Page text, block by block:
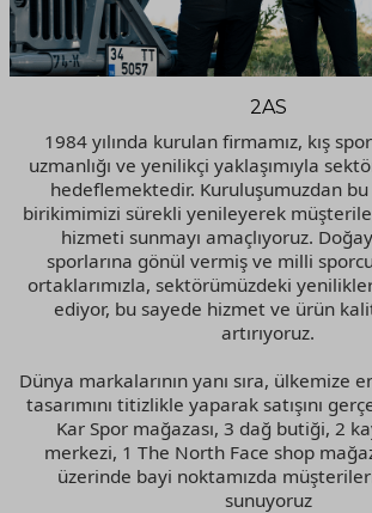
2AS
1984 yılında kurulan firmamız, kış
uzmanlığı ve yenilikçi yaklaşımıyla
hedeflemektedir. Kuruluşumuzdan
birikimimizi sürekli yenileyerek
hizmeti sunmayı amaçlıyoruz.
sporlarına gönül vermiş ve milli
ortaklarımızla, sektörümüzdeki
ediyor, bu sayede hizmet ve ürün
artırıyoruz.
Dünya markalarının yanı sıra, ülkemize
tasarımını titizlikle yaparak satışını
Kar Spor mağazası, 3 dağ butiği, 2
merkezi, 1 The North Face shop
üzerinde bayi noktamızda
sunuyoruz